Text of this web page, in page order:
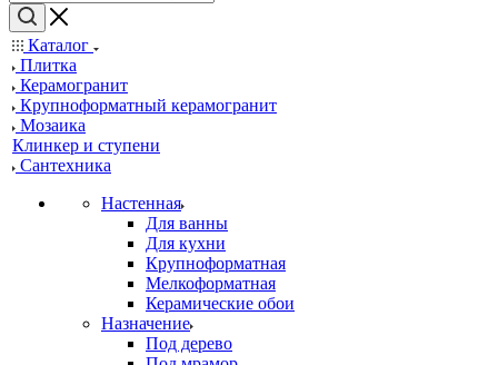
Каталог
Плитка
Керамогранит
Крупноформатный керамогранит
Мозаика
Клинкер и ступени
Сантехника
Настенная
Для ванны
Для кухни
Крупноформатная
Мелкоформатная
Керамические обои
Назначение
Под дерево